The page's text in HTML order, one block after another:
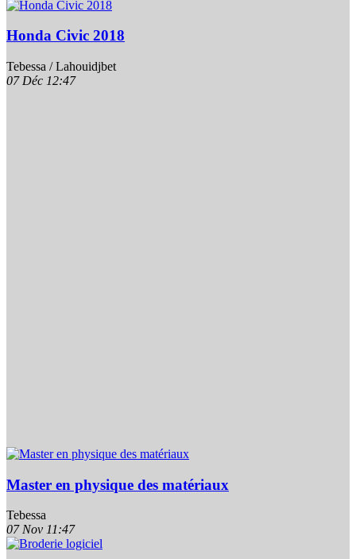
Honda Civic 2018
Tebessa / Lahouidjbet
07 Déc 12:47
Master en physique des matériaux
Tebessa
07 Nov 11:47